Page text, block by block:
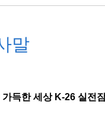
말
득한 세상 K-26 실전